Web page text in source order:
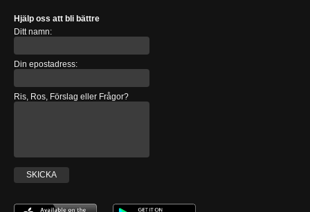
Hjälp oss att bli bättre
Ditt namn:
Din epostadress:
Ris, Ros, Förslag eller Frågor?
SKICKA